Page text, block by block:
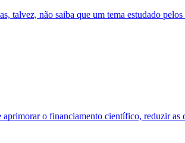
não saiba que um tema estudado
o financiamento científico, reduzir